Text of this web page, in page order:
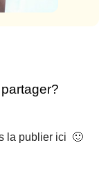
la publier ici 🙂